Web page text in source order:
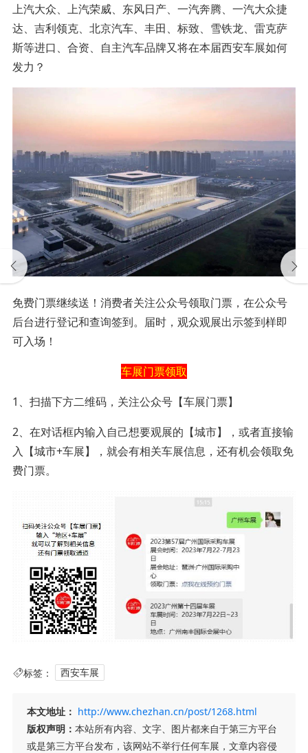
上汽大众、上汽荣威、东风日产、一汽奔腾、一汽大众捷
达、吉利领克、北京汽车、丰田、标致、雪铁龙、雷克萨
斯等进口、合资、自主汽车品牌又将在本届西安车展如何
发力？
免费门票继续送！消费者关注公众号领取门票，在公众号
后台进行登记和查询签到。届时，观众观展出示签到样即
可入场！
车展门票领取
1、扫描下方二维码，关注公众号【车展门票】
2、在对话框内输入自己想要观展的【城市】，或者直接输
入【城市+车展】，就会有相关车展信息，还有机会领取免
费门票。
标签： 西安车展
本文地址： http://www.chezhan.cn/post/1268.html
版权声明： 本站所有内容、文字、图片都来自于第三方平台
或是第三方平台发布，该网站不举行任何车展，文章内容侵